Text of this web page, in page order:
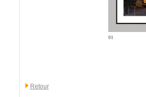
01
Retour